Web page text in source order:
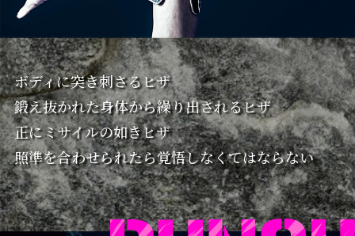
ボディに突き刺さるヒザ
鍛え抜かれた身体から繰り出されるヒザ
正にミサイルの如きヒザ
照準を合わせられたら覚悟しなくてはならない